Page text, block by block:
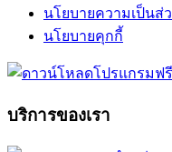
นโยบายความเป็นส่
นโยบายคุกกี้
บริการของเรา